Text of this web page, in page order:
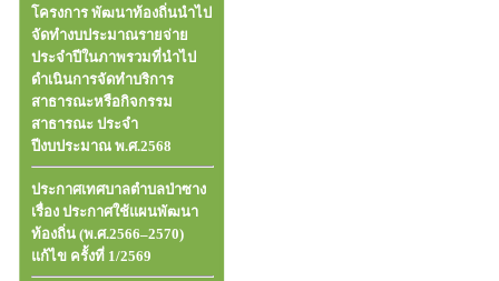
โครงการ พัฒนาท้องถิ่นนำไป
จัดทำงบประมาณรายจ่าย
ประจำปีในภาพรวมที่นำไป
ดำเนินการจัดทำบริการ
สาธารณะหรือกิจกรรม
สาธารณะ ประจำ
ปีงบประมาณ พ.ศ.2568
ประกาศเทศบาลตำบลป่าซาง
เรื่อง ประกาศใช้แผนพัฒนา
ท้องถิ่น (พ.ศ.2566–2570)
แก้ไข ครั้งที่ 1/2569